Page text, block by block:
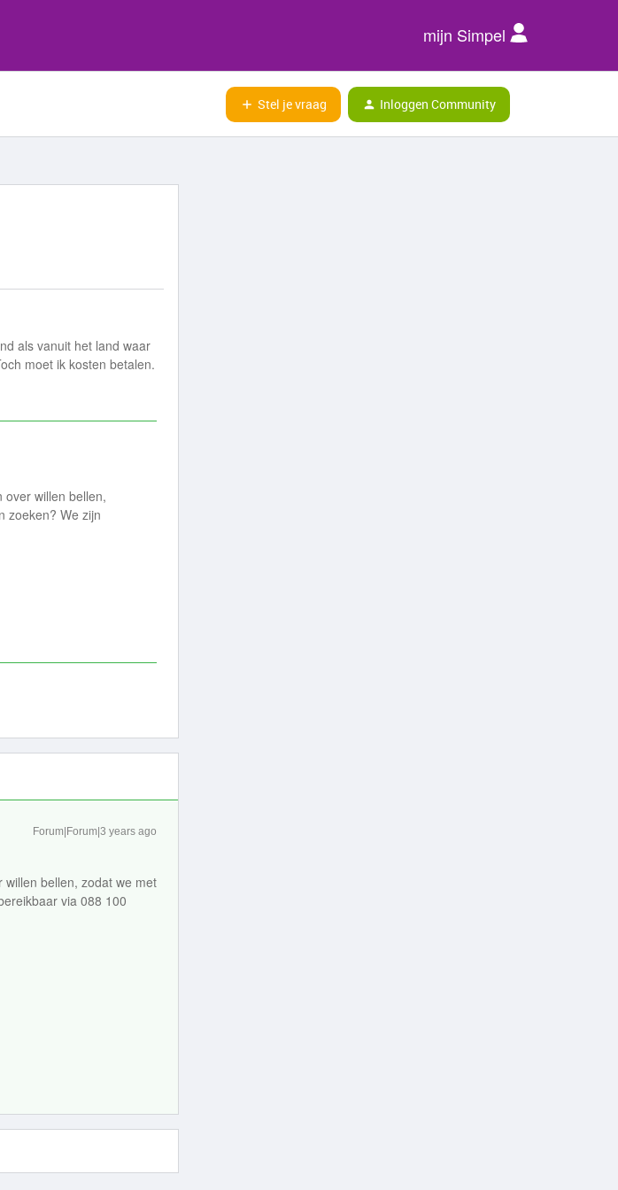
mijn Simpel
Stel je vraag Inloggen Community
als vanuit het land waar
moet ik kosten betalen.
willen bellen,
zoeken? We zijn
Forum|Forum|3 years ago
bellen, zodat we met
via 088 100